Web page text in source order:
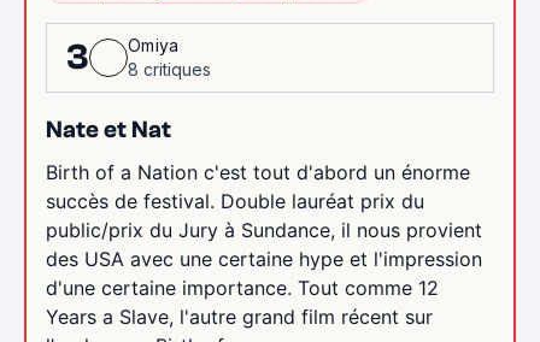
3
Omiya
8 critiques
Nate et Nat
Birth of a Nation c'est tout d'abord un énorme
succès de festival. Double lauréat prix du
public/prix du Jury à Sundance, il nous provient
des USA avec une certaine hype et l'impression
d'une certaine importance. Tout comme 12
Years a Slave, l'autre grand film récent sur